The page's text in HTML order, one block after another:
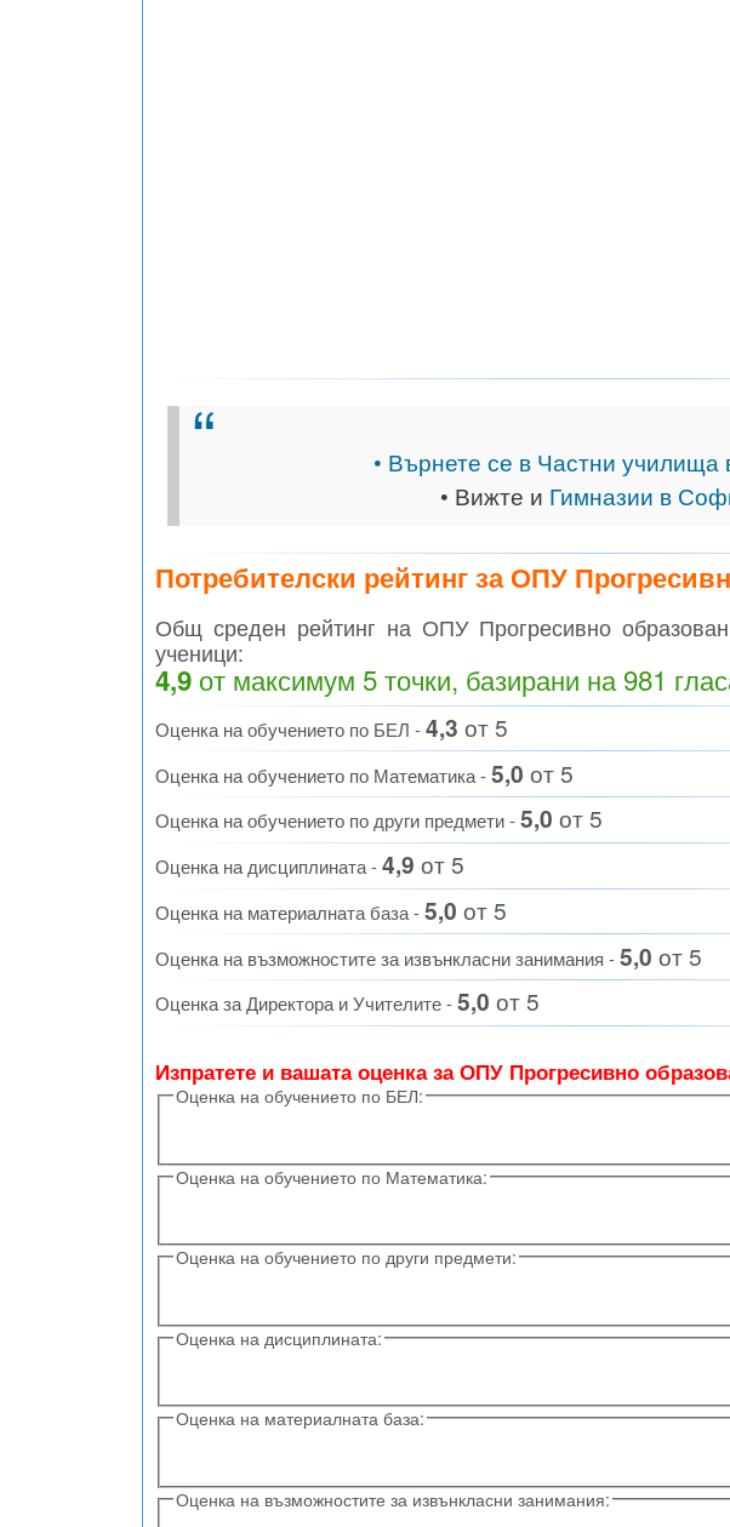
• Върнете се в Частни училища
• Вижте и Гимназии в
Потребителски рейтинг за ОПУ
Общ среден рейтинг на ОПУ Прогресивно
ученици:
4,9 от максимум 5 точки, базирани на981
Оценка на обучението по БЕЛ -4,3 от 5
Оценка на обучението по Математика -5,0 от 5
Оценка на обучението по други предмети -5,0 от 5
Оценка на дисциплината -4,9 от 5
Оценка на материалната база -5,0 от 5
Оценка на възможностите за извънкласни занимания -5,0 от 5
Оценка за Директора и Учителите -5,0 от 5
Изпратете и вашата оценка за ОПУ Прогресивно
Оценка на обучението по БЕЛ:
Оценка на обучението по Математика:
Оценка на обучението по други предмети:
Оценка на дисциплината:
Оценка на материалната база:
Оценка на възможностите за извънкласни занимания: